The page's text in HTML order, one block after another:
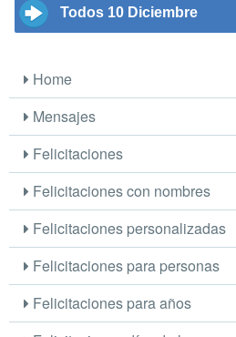
Todos 10 Diciembre
Home
Mensajes
Felicitaciones
Felicitaciones con nombres
Felicitaciones personalizadas
Felicitaciones para personas
Felicitaciones para años